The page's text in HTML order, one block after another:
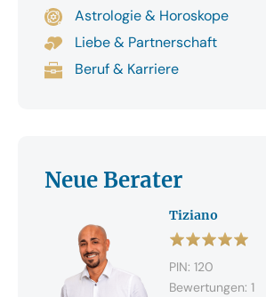
Astrologie & Horoskope
Liebe & Partnerschaft
Beruf & Karriere
Neue Berater
Tiziano
PIN: 120
Bewertungen: 1